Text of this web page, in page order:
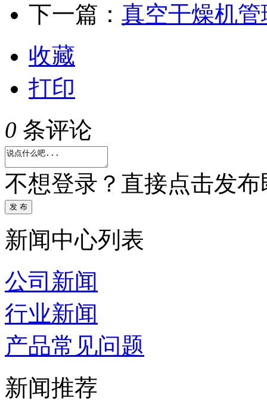
下一篇： 真空干燥机
收藏
打印
0 条评论
不想登录？直接点击发
发 布
新闻中心列表
公司新闻
行业新闻
产品常见问题
新闻推荐